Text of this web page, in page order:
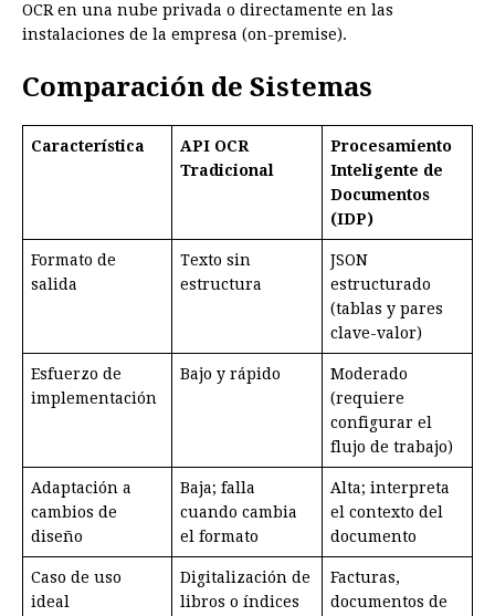
OCR en una nube privada o directamente en las
instalaciones de la empresa (on-premise).
Comparación de Sistemas
Característica
API OCR
Tradicional
Procesamiento
Inteligente de
Documentos
(IDP)
Formato de
salida
Texto sin
estructura
JSON
estructurado
(tablas y pares
clave-valor)
Esfuerzo de
implementación
Bajo y rápido
Moderado
(requiere
configurar el
flujo de trabajo)
Adaptación a
cambios de
diseño
Baja; falla
cuando cambia
el formato
Alta; interpreta
el contexto del
documento
Caso de uso
ideal
Digitalización de
libros o índices
Facturas,
documentos de